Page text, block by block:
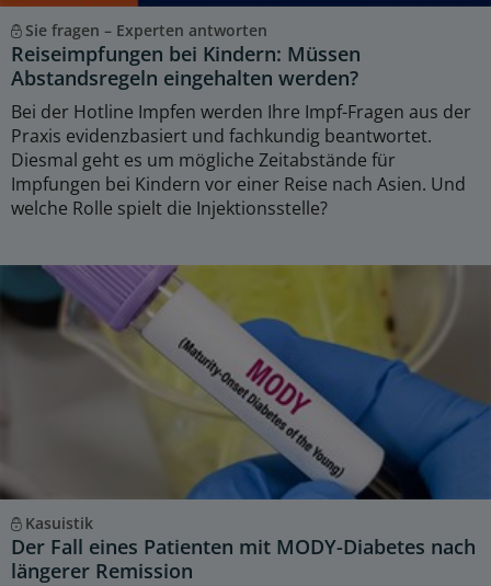
Sie fragen – Experten antworten
Reiseimpfungen bei Kindern: Müssen
Abstandsregeln eingehalten werden?
Bei der Hotline Impfen werden Ihre Impf-Fragen aus der
Praxis evidenzbasiert und fachkundig beantwortet.
Diesmal geht es um mögliche Zeitabstände für
Impfungen bei Kindern vor einer Reise nach Asien. Und
welche Rolle spielt die Injektionsstelle?
Kasuistik
Der Fall eines Patienten mit MODY-Diabetes nach
längerer Remission